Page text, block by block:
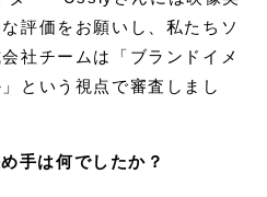
評価をお願いし、私たちソ
社チームは「ブランドイメ
という視点で審査しまし
手は何でしたか？